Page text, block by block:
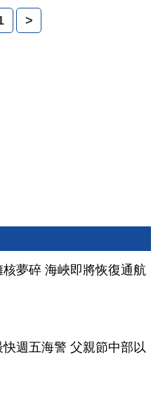
>
核夢碎 海峽即將恢復通航
週五海警 父親節中部以